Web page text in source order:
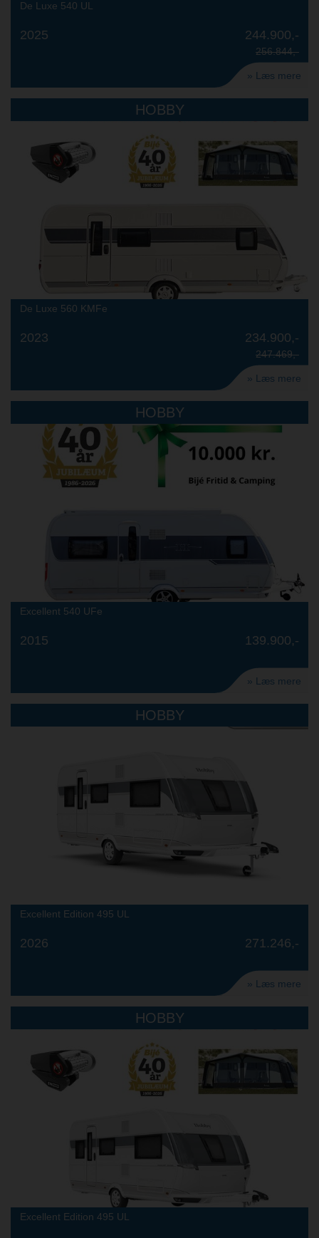
De Luxe 540 UL
2025 244.900,-
256.844,-
» Læs mere
HOBBY
De Luxe 560 KMFe
2023 234.900,-
247.469,-
» Læs mere
HOBBY
Excellent 540 UFe
2015 139.900,-
» Læs mere
HOBBY
Excellent Edition 495 UL
2026 271.246,-
» Læs mere
HOBBY
Excellent Edition 495 UL